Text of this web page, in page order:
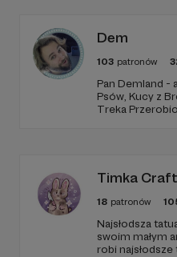
Dem
103 patronów
Pan Demland -
Psów, Kucy z
Treka
Timka Craft
18 patronów
Najsłodsza
swoim małym
robi